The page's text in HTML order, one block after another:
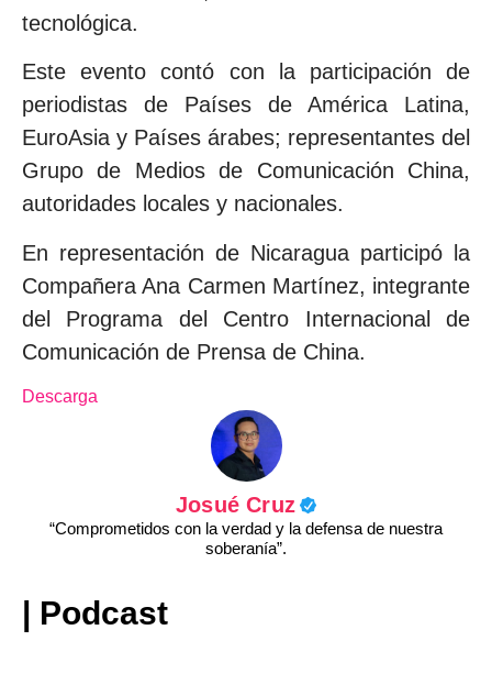
tecnológica.
Este evento contó con la participación de
periodistas de Países de América Latina,
EuroAsia y Países árabes; representantes del
Grupo de Medios de Comunicación China,
autoridades locales y nacionales.
En representación de Nicaragua participó la
Compañera Ana Carmen Martínez, integrante
del Programa del Centro Internacional de
Comunicación de Prensa de China.
Descarga
Josué Cruz
“Comprometidos con la verdad y la defensa de nuestra
soberanía”.
| Podcast